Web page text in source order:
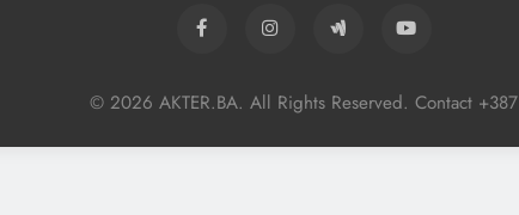
© 2026 AKTER.BA. All Rights Reserved. Contact +387